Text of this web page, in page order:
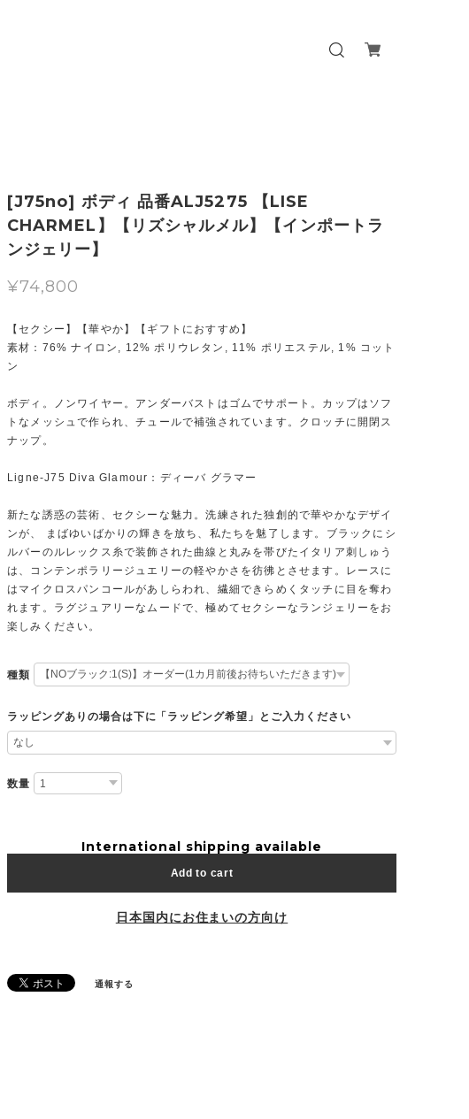
[J75no] ボディ 品番ALJ5275 【LISE
CHARMEL】【リズシャルメル】【インポートラ
ンジェリー】
¥74,800
【セクシー】【華やか】【ギフトにおすすめ】
素材：76% ナイロン, 12% ポリウレタン, 11% ポリエステル, 1% コット
ン
ボディ。ノンワイヤー。アンダーバストはゴムでサポート。カップはソフ
トなメッシュで作られ、チュールで補強されています。クロッチに開閉ス
ナップ。
Ligne-J75 Diva Glamour：ディーバ グラマー
新たな誘惑の芸術、セクシーな魅力。洗練された独創的で華やかなデザイ
ンが、 まばゆいばかりの輝きを放ち、私たちを魅了します。ブラックにシ
ルバーのルレックス糸で装飾された曲線と丸みを帯びたイタリア刺しゅう
は、コンテンポラリージュエリーの軽やかさを彷彿とさせます。レースに
はマイクロスパンコールがあしらわれ、繊細できらめくタッチに目を奪わ
れます。ラグジュアリーなムードで、極めてセクシーなランジェリーをお
楽しみください。
種類
ラッピングありの場合は下に「ラッピング希望」とご入力ください
数量
International shipping available
Add to cart
日本国内にお住まいの方向け
通報する